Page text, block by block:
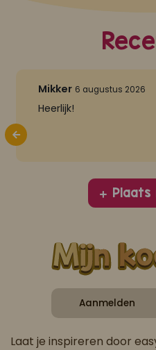
Mikker 6 augustus 2026
Heerlijk!
Aanmelden
Laat je inspireren door